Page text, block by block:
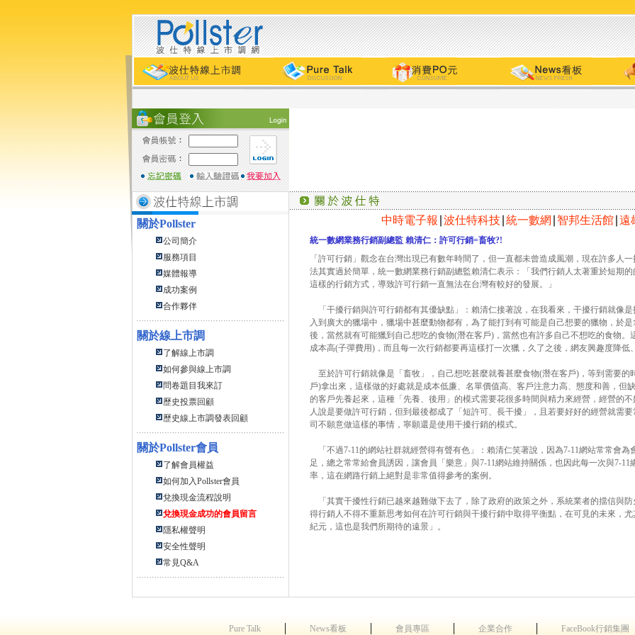
關於Pollster
公司簡介
服務項目
媒體報導
成功案例
合作夥伴
關於線上市調
了解線上市調
如何參與線上市調
問卷題目我來訂
歷史投票回顧
歷史線上市調發表回顧
關於Pollster會員
了解會員權益
如何加入Pollster會員
兌換現金流程說明
兌換現金成功的會員留言
隱私權聲明
安全性聲明
常見Q&A
中時電子報 波仕特科技∣ 統一數網 智邦生活館∣ 遠
統一數網業務行銷副總監 賴清仁： 許可行銷=畜牧?!
「許可行銷」觀念在台灣出現已有數年時間了，但一直都未曾造成風潮，現在許多人
法其實過於簡單，統一數網業務行銷副總監賴清仁表示：「我們行銷人太著重於短期
這樣的行銷方式，導致許可行銷一直無法在台灣有較好的發展。」
「干擾行銷與許可行銷都有其優缺點」：賴清仁接著說，在我看來，干擾行銷就像
入到廣大的獵場中，獵場中甚麼動物都有，為了能打到有可能是自己想要的獵物，於
後，當然就有可能獵到自己想吃的食物(潛在客戶)，當然也有許多自己不想吃的食物
成本高(子彈費用)，而且每一次行銷都要再這樣打一次獵，久了之後，網友興趣度降低
至於許可行銷就像是「畜牧」，自己想吃甚麼就養甚麼食物(潛在客戶)，等到需要的
戶)拿出來，這樣做的好處就是成本低廉、名單價值高、客戶注意力高、態度和善，但
的客戶先養起來，這種「先養、後用」的模式需要花很多時間與精力來經營，經營的
人說是要做許可行銷，但到最後都成了「短許可、長干擾」，且若要好好的經營就需
司不願意做這樣的事情，寧願還是使用干擾行銷的模式。
「不過7-11的網站社群就經營得有聲有色」：賴清仁笑著說，因為7-11網站常常會
足，總之常常給會員誘因，讓會員「樂意」與7-11網站維持關係，也因此每一次與7-
率，這在網路行銷上絕對是非常值得參考的案例。
「其實干擾性行銷已越來越難做下去了，除了政府的政策之外，系統業者的擋信與
得行銷人不得不重新思考如何在許可行銷與干擾行銷中取得平衡點，在可見的未來，
紀元，這也是我們所期待的遠景」。
Pure Talk News看板 會員專區 企業合作 FaceBook行銷集團